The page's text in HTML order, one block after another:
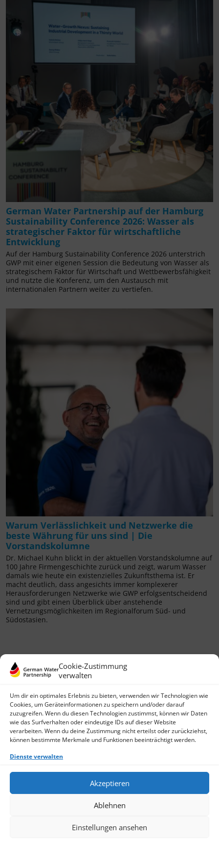
Cookie-Zustimmung
verwalten
Um dir ein optimales Erlebnis zu bieten, verwenden wir Technologien wie
Cookies, um Geräteinformationen zu speichern und/oder darauf
zuzugreifen. Wenn du diesen Technologien zustimmst, können wir Daten
wie das Surfverhalten oder eindeutige IDs auf dieser Website
verarbeiten. Wenn du deine Zustimmung nicht erteilst oder zurückziehst,
können bestimmte Merkmale und Funktionen beeinträchtigt werden.
Dienste verwalten
Akzeptieren
Ablehnen
Einstellungen ansehen
German Water Partnership auf der Hamburg
Sustainability Conference 2026: Wasser als
strategischer Faktor für wirtschaftliche
Entwicklung
Auf der Hamburg Sustainability Conference 2026 unterstrich
GWP mit einer eigenen Session die Bedeutung von Wasser als
strategischem Faktor für Wirtschaft und Wettbewerbsfähigkeit
und nutzte die Konferenz, um den Austausch mit
internationalen Partnern weiter zu vertiefen.
Warum Verlässlichkeit und Netzwerke die
beste Währung für uns sind | Die
Vorstandskolumne
Dr. Michael Kuhn blickt in der aktuellen Vorstandskolumne auf
100 Jahre Firmengeschichte zurück und zeigt, warum Wasser
damals wie heute ein existenzielles Zukunftsthema ist. Er
macht deutlich, dass angesichts immer komplexerer
Herausforderungen Netzwerke wie GWP erfolgsentscheidend
sind und gibt einen Überblick über anstehende
Vernetzungsmöglichkeiten im Regionalforum Süd- und
Südostasien.
German Water Partnership e.V.
Invalidenstraße 91
D-10115 Berlin
Login
Impressum
Cookie-Richtlinie (EU)